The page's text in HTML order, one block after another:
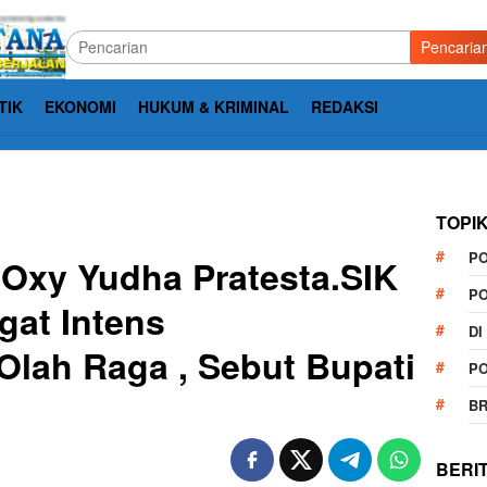
EKONOMI HUKUM & KRIMINAL REDAKSI
Yudha Pratesta.SIK
Intens
Raga , Sebut Bupati
DI